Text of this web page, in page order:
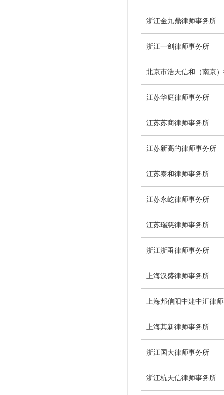
浙江金九鼎律师事务所
浙江一剑律师事务所
北京市浩天信和（南京
江苏华庭律师事务所
江苏苏商律师事务所
江苏新高的律师事务所
江苏泰和律师事务所
江苏永屹律师事务所
江苏瑞慈律师事务所
浙江浙甬律师事务所
上海汉盛律师事务所
上海邦信阳中建中汇律
上海其新律师事务所
浙江国大律师事务所
浙江杭天信律师事务所